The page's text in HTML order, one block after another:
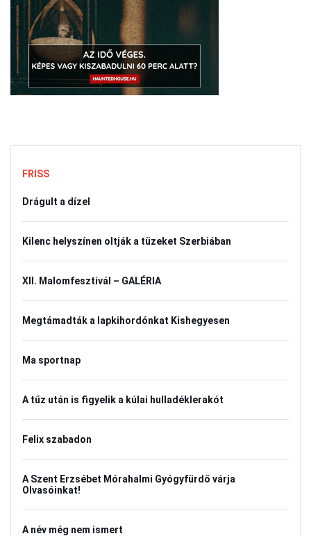
FRISS
Drágult a dízel
Kilenc helyszínen oltják a tüzeket Szerbiában
XII. Malomfesztivál – GALÉRIA
Megtámadták a lapkihordónkat Kishegyesen
Ma sportnap
A tűz után is figyelik a kúlai hulladéklerakót
Felix szabadon
A Szent Erzsébet Mórahalmi Gyógyfürdő várja
Olvasóinkat!
A név még nem ismert